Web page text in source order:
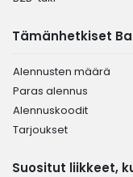
Tämänhetkiset
Alennusten määrä
Paras alennus
Alennuskoodit
Tarjoukset
Suositut liikkeet,